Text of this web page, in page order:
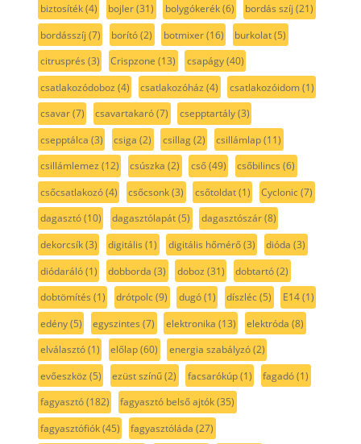
biztosíték(4) bojler(31) bolygókerék(6) bordás szíj (21)
bordásszíj (7) borító(2) botmixer(16) burkolat(5)
citrusprés (3) Crispzone (13) csapágy(40)
csatlakozódoboz (4) csatlakozóház (4) csatlakozóidom(1)
csavar(7) csavartakaró(7) csepptartály(3)
csepptálca (3) csiga (2) csillag(2) csillámlap(11)
csillámlemez (12) csúszka (2) cső(49) csőbilincs (6)
csőcsatlakozó(4) csőcsonk(3) csőtoldat(1) Cyclonic(7)
dagasztó(10) dagasztólapát(5) dagasztószár(8)
dekorcsík(3) digitális (1) digitális hőmérő(3) dióda (3)
diódaráló(1) dobborda (3) doboz (31) dobtartó(2)
dobtömítés (1) drótpolc(9) dugó(1) díszléc(5) E14(1)
edény(5) egyszintes (7) elektronika (13) elektróda (8)
elválasztó(1) előlap(60) energia szabályzó(2)
evőeszköz (5) ezüst színű(2) facsarókúp(1) fagadó(1)
fagyasztó(182) fagyasztó belső ajtók(35)
fagyasztófiók(45) fagyasztóláda (27)